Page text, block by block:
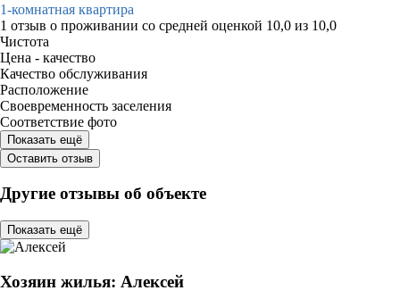
1-комнатная квартира
1 отзыв о проживании со средней оценкой 10,0 из 10,0
Чистота
Цена - качество
Качество обслуживания
Расположение
Своевременность заселения
Соответствие фото
Показать ещё
Оставить отзыв
Другие отзывы об объекте
Показать ещё
Хозяин жилья: Алексей